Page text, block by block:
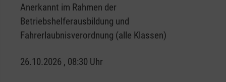
Anerkannt im Rahmen der
Betriebshelferausbildung und
Fahrerlaubnisverordnung (alle Klassen)
26.10.2026 , 08:30 Uhr